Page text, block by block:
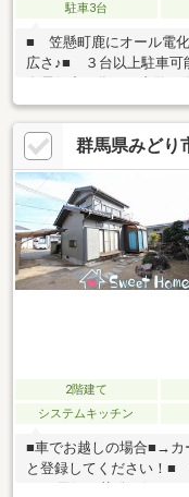
駐車3台
■ 笠懸町鹿にオール電
広さ♪■ ３台以上駐車
不適合責任免責＊＊☆
ｉｏｎ ーー ＊＊☆＊
南中学校：徒歩１３分
ブンイレブン笠懸久宮
徒歩１２分♪□ ディスカ
１３分♪
群馬県みどり
2階建て
システムキッチン
■車でお越しの場合■→カ
と登録してください！■